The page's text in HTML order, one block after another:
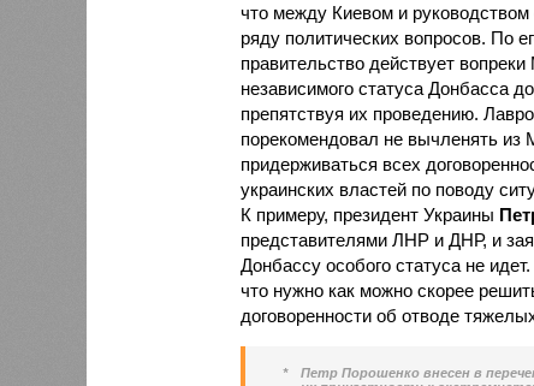
что между Киевом и руководством
ряду политических вопросов. По
правительство действует
независимого статуса Донбасса
препятствуя их проведению.
порекомендовал не вычленять из
придерживаться всех
украинских властей по поводу
К примеру, президент Украины
представителями ЛНР и ДНР, и
Донбассу особого статуса не
что нужно как можно скорее
договоренности об отводе
*
Петр Порошенко внесен в